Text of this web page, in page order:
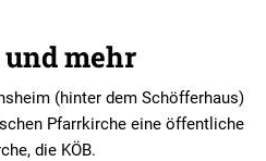
mehr
(hinter dem Schöfferhaus)
Pfarrkirche eine öffentliche
die KÖB.